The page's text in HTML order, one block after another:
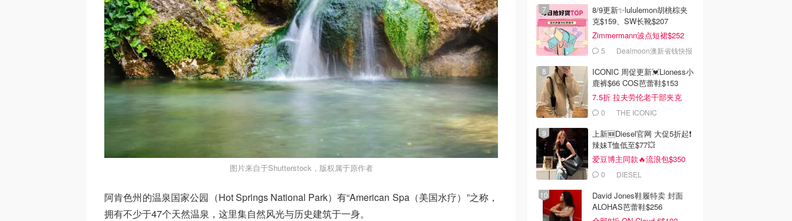
图片来自于Shutterstock，版权属于原作者
阿肯色州的温泉国家公园（Hot Springs National Park）有“American Spa（美国水疗）”之称，
拥有不少于47个天然温泉，这里集自然风光与历史建筑于一身。
8/9更新✨lululemon胡桃棕夹
克$159、SW长靴$207
Zimmermann波点短裙$252
5 Dealmoon澳新省钱快报
ICONIC 周促更新💓Lioness小
鹿裤$66 COS芭蕾鞋$153
7.5折 拉夫劳伦老干部夹克
$4190 THE ICONIC
上新🆕Diesel官网 大促5折起❗️
辣妹T恤低至$77💥
爱豆博主同款🔥流浪包$350
0 DIESEL
David Jones鞋履特卖 封面
ALOHAS芭蕾鞋$256